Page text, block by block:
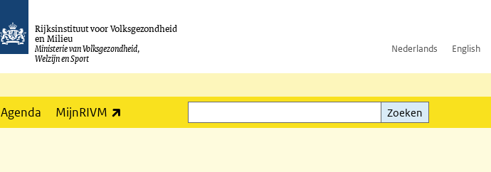
Rijksinstituut voor Volksgezondheid
en Milieu
Ministerie van Volksgezondheid,
Welzijn en Sport
Nederlands English
Agenda MijnRIVM
Zoeken
Zoeken